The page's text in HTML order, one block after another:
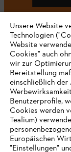
Unternehmen
Unsere Website
Technologien
Website
Cookies" auch
wir zur
Bereitstellung
einschließlich der
Benutzerprofile,
Cookies werden
Tealium)
Europäischen
"Einstellungen"